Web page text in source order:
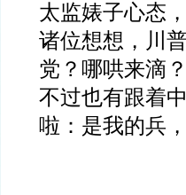
太监婊子心态
诸位想想，川
党？哪哄来滴
不过也有跟着
啦：是我的兵